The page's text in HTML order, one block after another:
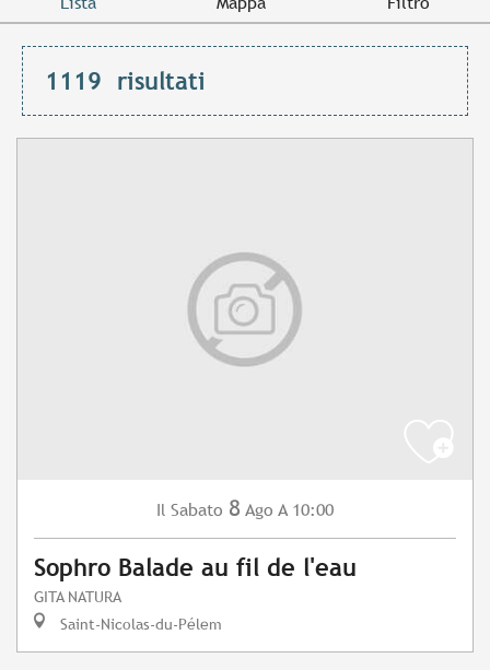
1119 risultati
Il Sabato 8 Ago A 10:00
Sophro Balade au fil de l'eau
GITA NATURA
Saint-Nicolas-du-Pélem